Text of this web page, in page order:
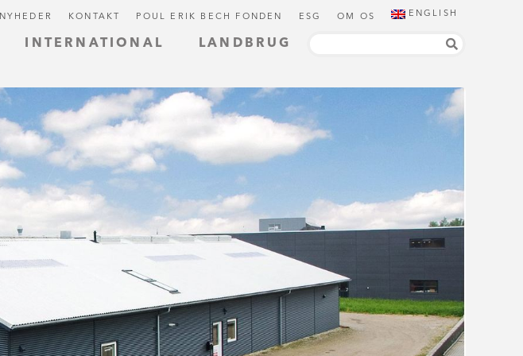
INTERNATIONAL LANDBRUG
NYHEDER KONTAKT POUL ERIK BECH FONDEN ESG OM OS ENGLISH